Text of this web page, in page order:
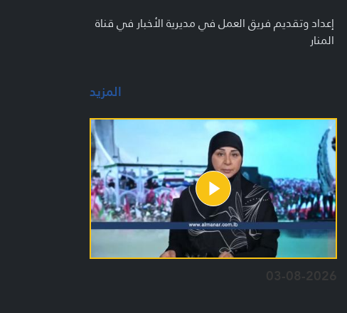
إعداد وتقديم فريق العمل في مديرية الأخبار في قناة
المنار
المزيد
03-08-2026